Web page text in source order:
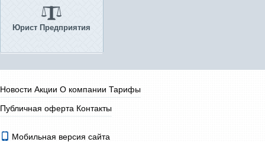
Юрист Предприятия
Новости Акции О компании Тарифы
Публичная оферта Контакты
Мобильная версия сайта